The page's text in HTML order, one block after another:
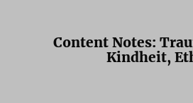
Content Notes:
Kindheit,